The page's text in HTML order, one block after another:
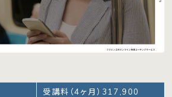
受講料（4ヶ月）317,900